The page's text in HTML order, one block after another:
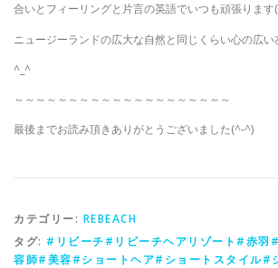
合いとフィーリングと片言の英語でいつも頑張りま
ニュージーランドの広大な自然と同じくらい心の広い
^_^
～～～～～～～～～～～～～～～～～～～～
最後までお読み頂きありがとうございました(^-^)
カテゴリー: REBEACH
タグ: #リビーチ#リビーチヘアリゾート#赤羽
容師#美容#ショートヘア#ショートスタイル#